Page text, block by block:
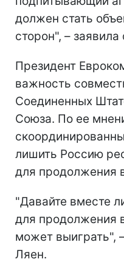
должен стать
сторон", – заявила
Президент
важность
Соединенных
Союза. По ее
лишить Россию
для продолжения
"Давайте вместе
для продолжения
может выиграть",
Ляен.